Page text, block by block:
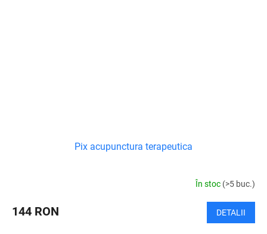
Pix acupunctura terapeutica
În stoc (>5 buc.)
144 RON DETALII